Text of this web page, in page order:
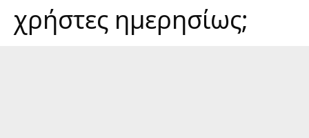
χρήστες ημερησίως;